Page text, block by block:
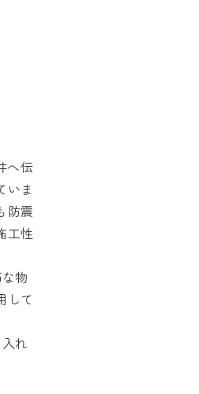
へ伝
いま
防震
工性
物
して
れ